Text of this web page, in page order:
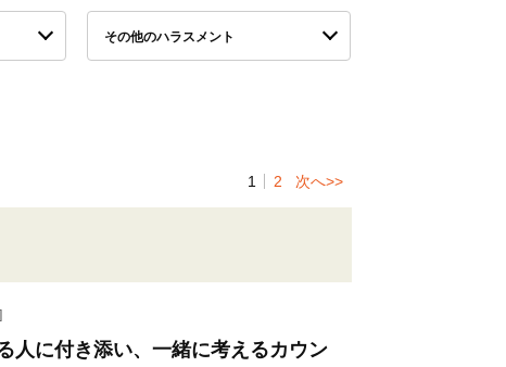
その他のハラスメント
1 2 次へ>>
]
人に付き添い、一緒に考えるカウン